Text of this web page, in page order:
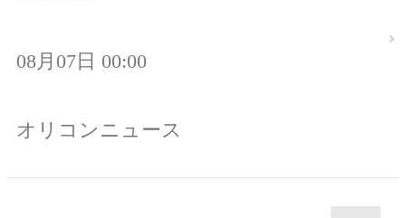
08月07日 00:00
オリコンニュース